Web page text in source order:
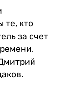
те, кто
за счет